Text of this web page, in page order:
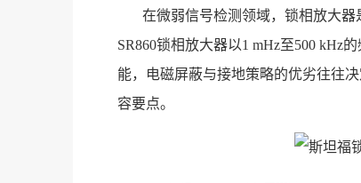
在微弱信号检测领域，锁相放大
SR860锁相放大器以1 mHz至500 kHz
能，电磁屏蔽与接地策略的优劣往往
容要点。